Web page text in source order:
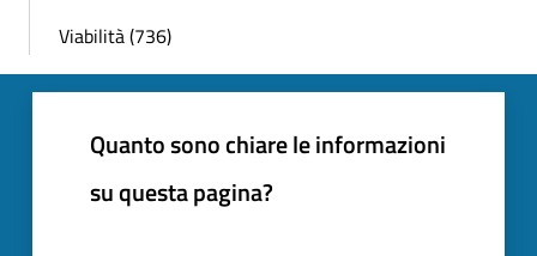
Viabilità (736)
Quanto sono chiare le informazioni
su questa pagina?